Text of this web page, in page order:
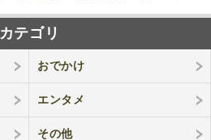
カテゴリ
おでかけ
エンタメ
その他